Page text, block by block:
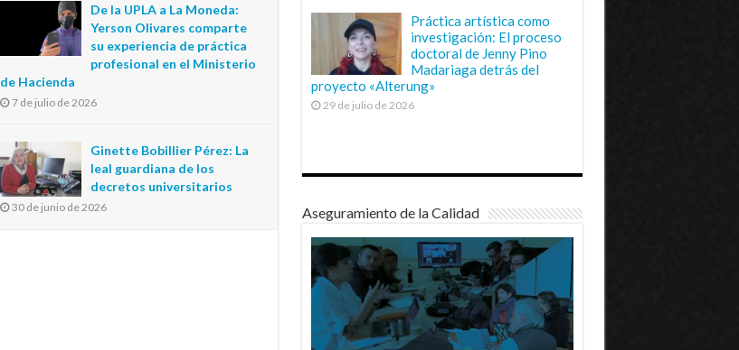
De la UPLA a La Moneda:
Yerson Olivares comparte
su experiencia de práctica
profesional en el Ministerio
de Hacienda
7 de julio de 2026
Ginette Bobillier Pérez: La
leal guardiana de los
decretos universitarios
30 de junio de 2026
Práctica artística como
investigación: El proceso
doctoral de Jenny Pino
Madariaga detrás del
proyecto «Alterung»
29 de julio de 2026
Aseguramiento de la Calidad